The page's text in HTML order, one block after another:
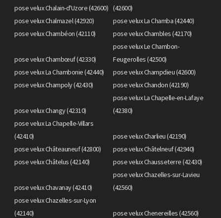
pose velux Chalain-d'Uzore (42600) (42600)
pose velux Chalmazel (42920)
pose velux La Chamba (42440)
pose velux Chambéon (42110)
pose velux Chambles (42170)
pose velux Chambœuf (42330)
pose velux Le Chambon-
Feugerolles (42500)
pose velux La Chambonie (42440)
pose velux Champdieu (42600)
pose velux Champoly (42430)
pose velux Chandon (42190)
pose velux Changy (42310)
pose velux La Chapelle-en-Lafaye
(42380)
pose velux La Chapelle-Villars
(42410)
pose velux Charlieu (42190)
pose velux Châteauneuf (42800)
pose velux Châtelneuf (42940)
pose velux Châtelus (42140)
pose velux Chausseterre (42430)
pose velux Chavanay (42410)
pose velux Chazelles-sur-Lavieu
(42560)
pose velux Chazelles-sur-Lyon
(42140)
pose velux Chenereilles (42560)